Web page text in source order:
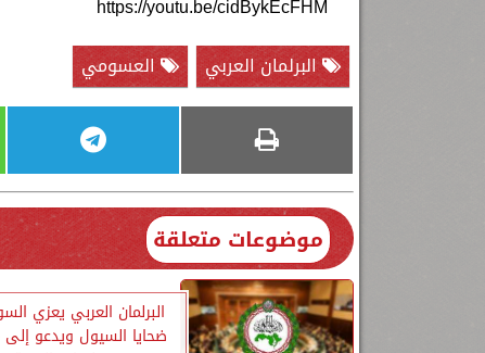
https://youtu.be/cidBykEcFHM
البرلمان العربي
العسومي
موضوعات متعلقة
البرلمان العربي يعزي
ضحايا السيول ويدعو